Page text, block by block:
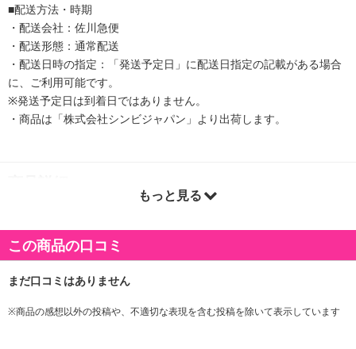
■配送方法・時期
・配送会社：佐川急便
・配送形態：通常配送
・配送日時の指定：「発送予定日」に配送日指定の記載がある場合
に、ご利用可能です。
※発送予定日は到着日ではありません。
・商品は「株式会社シンビジャパン」より出荷します。
■ アイメイクブラシが付属されたスタイリッシュなデザイン。
■ ポップシノートだけの、簡単キレイにグリッター、アイメイクが
■ 大小さまざまな大きさの黄金比でつくられた輝きグリッター。
■ フィクシングポリマーで、グリッター、パールが飛ばず高密着
もっと見る
この商品の口コミ
※商品の感想以外の投稿や、不適切な表現を含む投稿を除いて表示しています